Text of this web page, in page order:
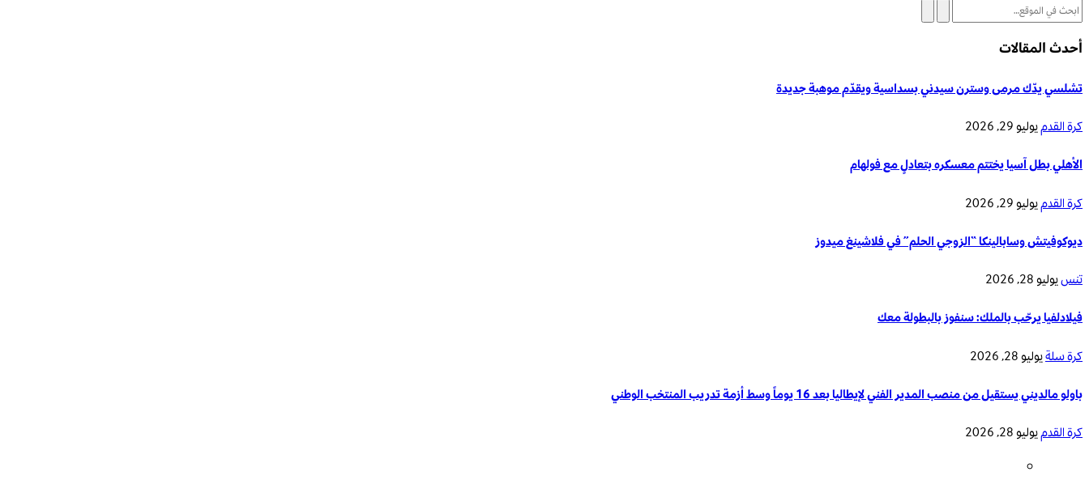
أحدث المقالات
تشلسي يدّك مرمى وسترن سيدني بسداسية ويقدّم موهبة جديدة
كرة القدميوليو 29, 2026
الأهلي بطل آسيا يختتم معسكره بتعادلٍ مع فولهام
كرة القدميوليو 29, 2026
ديوكوفيتش وسابالينكا “الزوجي الحلم” في فلاشينغ ميدوز
تنسيوليو 28, 2026
فيلادلفيا يرحّب بالملك: سنفوز بالبطولة معك
كرة سلةيوليو 28, 2026
باولو مالديني يستقيل من منصب المدير الفني لإيطاليا بعد 16 يوماً وسط أزمة تدريب المنتخب الوطني
كرة القدميوليو 28, 2026